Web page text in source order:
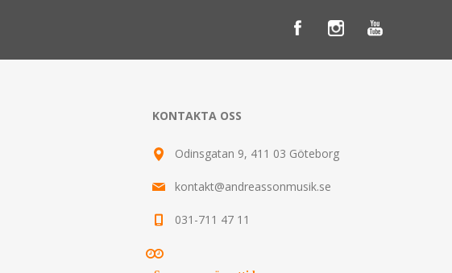
KONTAKTA OSS
Odinsgatan 9, 411 03 Göteborg
kontakt@andreassonmusik.se
031-711 47 11